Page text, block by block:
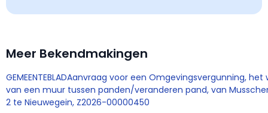
Meer Bekendmakingen
GEMEENTEBLADAanvraag voor een Omgevingsvergunning,
van een muur tussen panden/veranderen pand, van
2 te Nieuwegein, Z2026-00000450